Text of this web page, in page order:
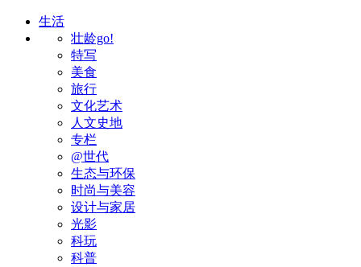
生活
壮龄go!
特写
美食
旅行
文化艺术
人文史地
专栏
@世代
生态与环保
时尚与美容
设计与家居
光影
科玩
科普